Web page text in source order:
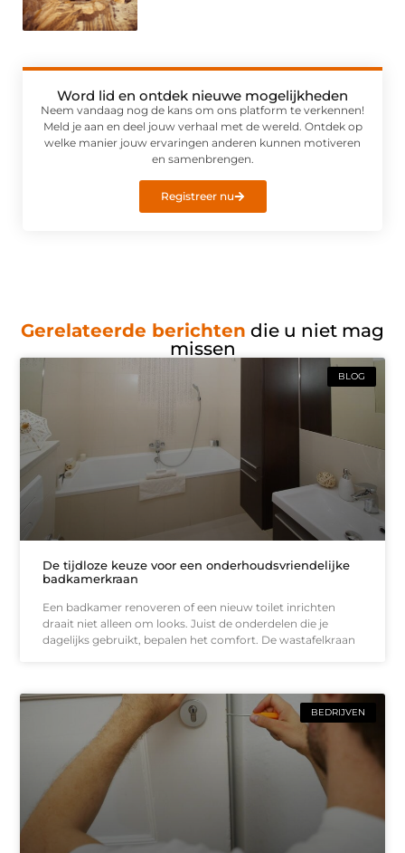
Word lid en ontdek nieuwe mogelijkheden
Neem vandaag nog de kans om ons platform te verkennen!
Meld je aan en deel jouw verhaal met de wereld. Ontdek op
welke manier jouw ervaringen anderen kunnen motiveren
en samenbrengen.
Registreer nu
Gerelateerde berichten die u niet mag
missen
BLOG
De tijdloze keuze voor een onderhoudsvriendelijke
badkamerkraan
Een badkamer renoveren of een nieuw toilet inrichten
draait niet alleen om looks. Juist de onderdelen die je
dagelijks gebruikt, bepalen het comfort. De wastafelkraan
BEDRIJVEN